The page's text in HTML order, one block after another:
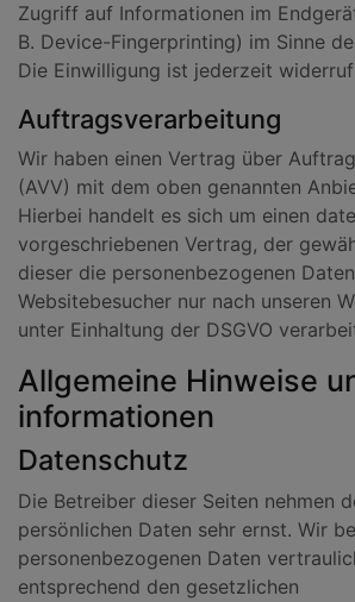
Zugriff auf Informationen im
B. Device-Fingerprinting) im Sinne
Die Einwilligung ist jederzeit
Auftragsverarbeitung
Wir haben einen Vertrag über
(AVV) mit dem oben genannten
Hierbei handelt es sich um einen
vorgeschriebenen Vertrag, der
dieser die personenbezogenen
Websitebesucher nur nach unseren
unter Einhaltung der DSGVO
Allgemeine Hinweise
informationen
Datenschutz
Die Betreiber dieser Seiten nehmen
persönlichen Daten sehr ernst. Wir
personenbezogenen Daten
entsprechend den gesetzlichen